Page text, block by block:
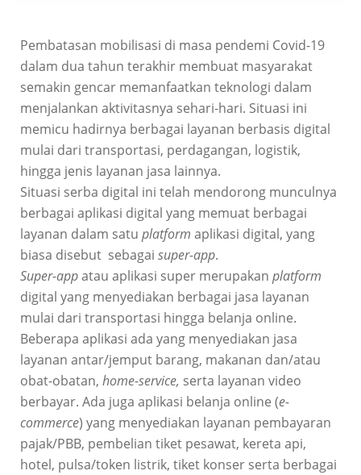
Pembatasan mobilisasi di masa pendemi Covid-19
dalam dua tahun terakhir membuat masyarakat
semakin gencar memanfaatkan teknologi dalam
menjalankan aktivitasnya sehari-hari. Situasi ini
memicu hadirnya berbagai layanan berbasis digital
mulai dari transportasi, perdagangan, logistik,
hingga jenis layanan jasa lainnya.
Situasi serba digital ini telah mendorong munculnya
berbagai aplikasi digital yang memuat berbagai
layanan dalam satu platform aplikasi digital, yang
biasa disebut sebagai super-app.
Super-appatau aplikasi super merupakan platform
digital yang menyediakan berbagai jasa layanan
mulai dari transportasi hingga belanja online.
Beberapa aplikasi ada yang menyediakan jasa
layanan antar/jemput barang, makanan dan/atau
obat-obatan, home-service, serta layanan video
berbayar. Ada juga aplikasi belanja online (e-
commerce) yang menyediakan layanan pembayaran
pajak/PBB, pembelian tiket pesawat, kereta api,
hotel, pulsa/token listrik, tiket konser serta berbagai